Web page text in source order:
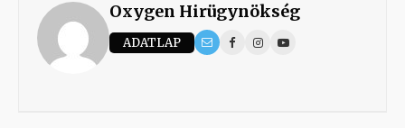
Oxygen Hirügynökség
ADATLAP